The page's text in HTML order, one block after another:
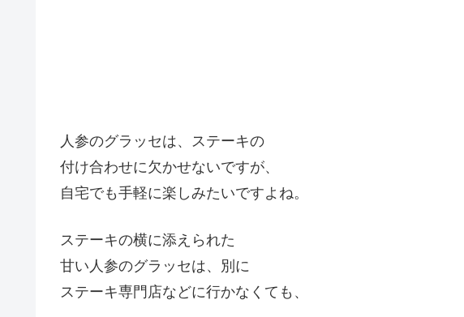
人参のグラッセは、ステーキの
付け合わせに欠かせないですが、
自宅でも手軽に楽しみたいですよね。
ステーキの横に添えられた
甘い人参のグラッセは、別に
ステーキ専門店などに行かなくても、